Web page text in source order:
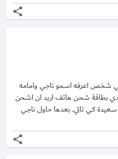
share
شخص اعرفه اسمو ناجي وامامه
بطاقة شحن هاتف اريد ان اشحن
كي تاتي. بعدها حاول ناجي
share